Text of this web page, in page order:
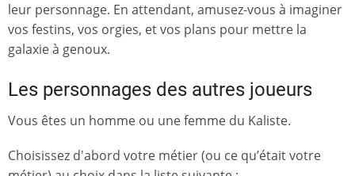
leur personnage. En attendant, amusez-vous à imaginer
vos festins, vos orgies, et vos plans pour mettre la
galaxie à genoux.
Les personnages des autres joueurs
Vous êtes un homme ou une femme du Kaliste.
Choisissez d'abord votre métier (ou ce qu’était votre